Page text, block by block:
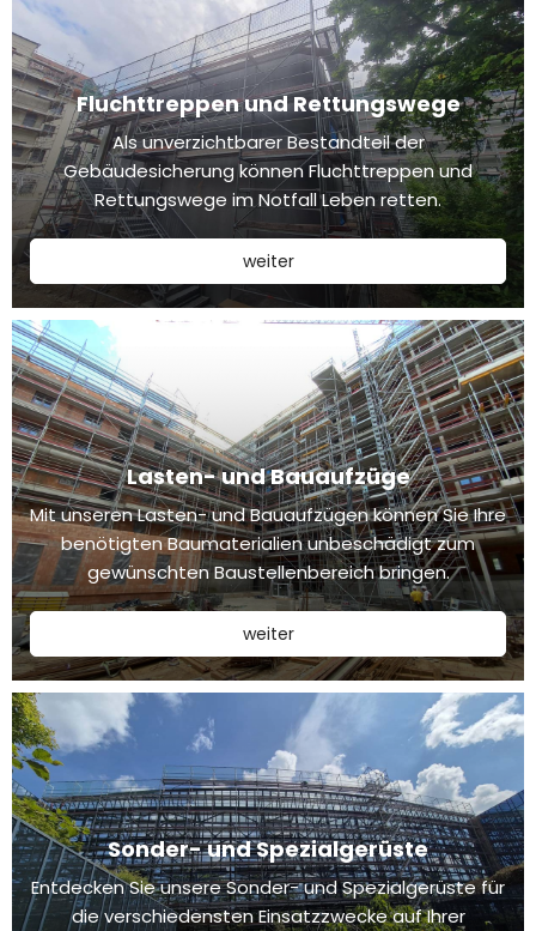
Fluchttreppen und Rettungswege
Als unverzichtbarer Bestandteil der
Gebäudesicherung können Fluchttreppen und
Rettungswege im Notfall Leben retten.
weiter
Lasten- und Bauaufzüge
Mit unseren Lasten- und Bauaufzügen können Sie Ihre
benötigten Baumaterialien unbeschädigt zum
gewünschten Baustellenbereich bringen.
weiter
Sonder- und Spezialgerüste
Entdecken Sie unsere Sonder- und Spezialgerüste für
die verschiedensten Einsatzzwecke auf Ihrer